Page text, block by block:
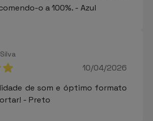
o a 100%. - Azul
10/04/2026
de som e óptimo formato
- Preto